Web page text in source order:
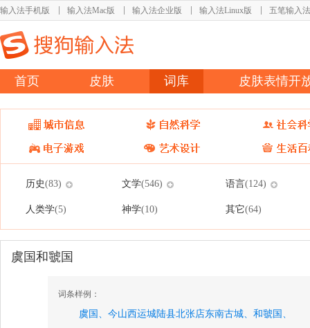
输入法手机版 输入法Mac版 输入法企业版 输入法Linux版 五笔输入法
首页 皮肤 词库 皮肤表情开
历史(83) 文学(546) 语言(124)
人类学(5) 神学(10) 其它(64)
虞国和虢国
词条样例：
虞国、 今山西运城陆县北张店东南古城、 和虢国、